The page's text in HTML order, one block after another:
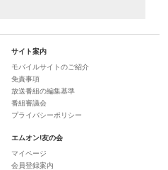
サイト案内
モバイルサイトのご紹介
免責事項
放送番組の編集基準
番組審議会
プライバシーポリシー
エムオン!友の会
マイページ
会員登録案内